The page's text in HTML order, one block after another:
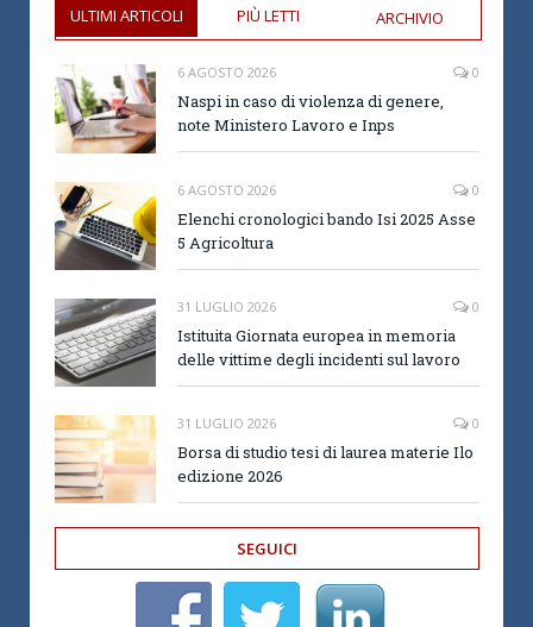
ULTIMI ARTICOLI PIÙ LETTI ARCHIVIO
6 AGOSTO 2026 0
Naspi in caso di violenza di genere,
note Ministero Lavoro e Inps
6 AGOSTO 2026 0
Elenchi cronologici bando Isi 2025 Asse
5 Agricoltura
31 LUGLIO 2026 0
Istituita Giornata europea in memoria
delle vittime degli incidenti sul lavoro
31 LUGLIO 2026 0
Borsa di studio tesi di laurea materie Ilo
edizione 2026
SEGUICI